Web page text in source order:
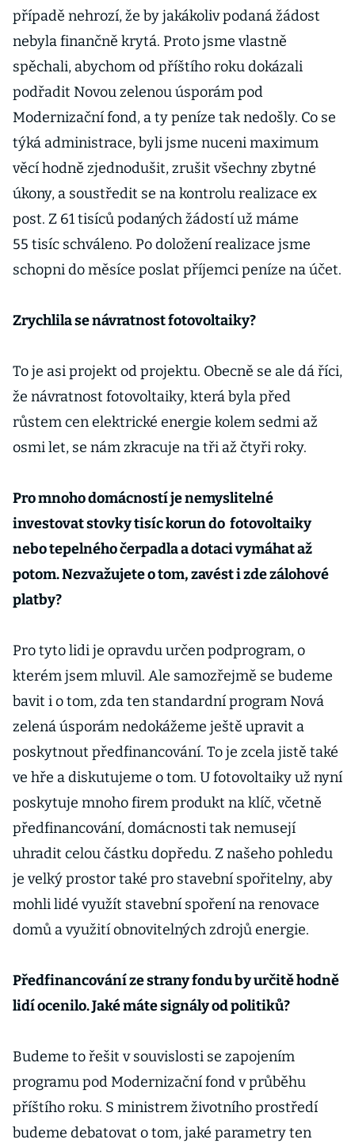
případě nehrozí, že by jakákoliv podaná žádost
nebyla finančně krytá. Proto jsme vlastně
spěchali, abychom od příštího roku dokázali
podřadit Novou zelenou úsporám pod
Modernizační fond, a ty peníze tak nedošly. Co se
týká administrace, byli jsme nuceni maximum
věcí hodně zjednodušit, zrušit všechny zbytné
úkony, a soustředit se na kontrolu realizace ex
post. Z 61 tisíců podaných žádostí už máme
55 tisíc schváleno. Po doložení realizace jsme
schopni do měsíce poslat příjemci peníze na účet.
Zrychlila se návratnost fotovoltaiky?
To je asi projekt od projektu. Obecně se ale dá říci,
že návratnost fotovoltaiky, která byla před
růstem cen elektrické energie kolem sedmi až
osmi let, se nám zkracuje na tři až čtyři roky.
Pro mnoho domácností je nemyslitelné
investovat stovky tisíc korun do fotovoltaiky
nebo tepelného čerpadla a dotaci vymáhat až
potom. Nezvažujete o tom, zavést i zde zálohové
platby?
Pro tyto lidi je opravdu určen podprogram, o
kterém jsem mluvil. Ale samozřejmě se budeme
bavit i o tom, zda ten standardní program Nová
zelená úsporám nedokážeme ještě upravit a
poskytnout předfinancování. To je zcela jistě také
ve hře a diskutujeme o tom. U fotovoltaiky už nyní
poskytuje mnoho firem produkt na klíč, včetně
předfinancování, domácnosti tak nemusejí
uhradit celou částku dopředu. Z našeho pohledu
je velký prostor také pro stavební spořitelny, aby
mohli lidé využít stavební spoření na renovace
domů a využití obnovitelných zdrojů energie.
Předfinancování ze strany fondu by určitě hodně
lidí ocenilo. Jaké máte signály od politiků?
Budeme to řešit v souvislosti se zapojením
programu pod Modernizační fond v průběhu
příštího roku. S ministrem životního prostředí
budeme debatovat o tom, jaké parametry ten